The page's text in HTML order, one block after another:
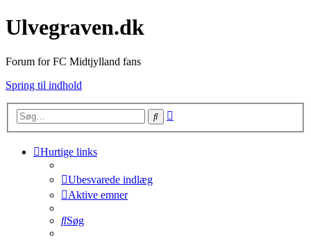
Ulvegraven.dk
Forum for FC Midtjylland fans
Spring til indhold
Søg
Hurtige links
Ubesvarede indlæg
Aktive emner
Søg